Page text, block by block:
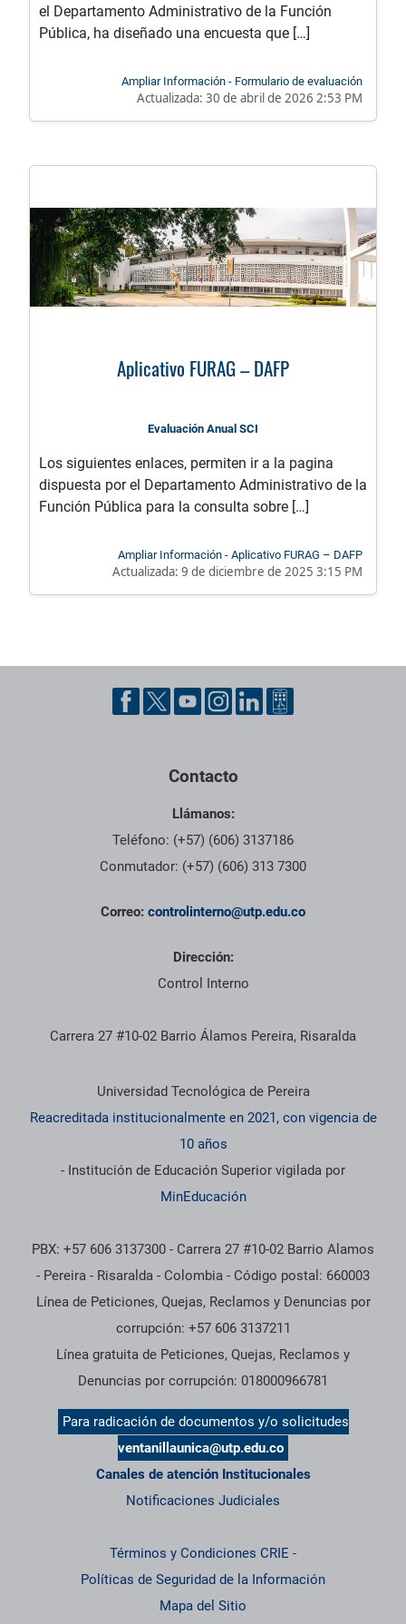
el Departamento Administrativo de la Función
Pública, ha diseñado una encuesta que […]
Ampliar Información - Formulario de evaluación
Actualizada: 30 de abril de 2026 2:53 PM
Aplicativo FURAG – DAFP
Evaluación Anual SCI
Los siguientes enlaces, permiten ir a la pagina
dispuesta por el Departamento Administrativo de la
Función Pública para la consulta sobre […]
Ampliar Información - Aplicativo FURAG – DAFP
Actualizada: 9 de diciembre de 2025 3:15 PM
Pie de página con información de contacto, redes sociales y
Contacto
Llámanos:
Teléfono: (+57) (606) 3137186
Conmutador: (+57) (606) 313 7300
Correo: controlinterno@utp.edu.co
Dirección:
Control Interno
Carrera 27 #10-02 Barrio Álamos Pereira, Risaralda
Información institucional
Universidad Tecnológica de Pereira
Reacreditada institucionalmente en 2021, con vigencia de
10 años
- Institución de Educación Superior vigilada por
MinEducación
PBX: +57 606 3137300 - Carrera 27 #10-02 Barrio Alamos
- Pereira - Risaralda - Colombia - Código postal: 660003
Línea de Peticiones, Quejas, Reclamos y Denuncias por
corrupción: +57 606 3137211
Línea gratuita de Peticiones, Quejas, Reclamos y
Denuncias por corrupción: 018000966781
Para radicación de documentos y/o solicitudes
ventanillaunica@utp.edu.co
Canales de atención Institucionales
Notificaciones Judiciales
Términos y Condiciones CRIE -
Políticas de Seguridad de la Información
Mapa del Sitio